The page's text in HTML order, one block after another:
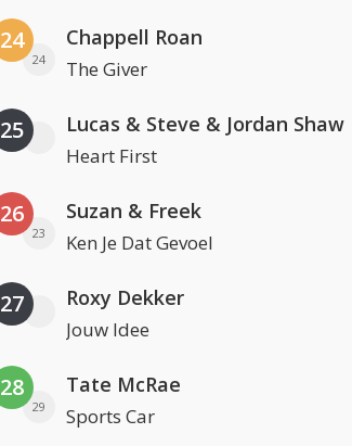
24
24
Chappell Roan
The Giver
25 Lucas & Steve & Jordan Shaw
Heart First
26
23
Suzan & Freek
Ken Je Dat Gevoel
27 Roxy Dekker
Jouw Idee
28
29
Tate McRae
Sports Car